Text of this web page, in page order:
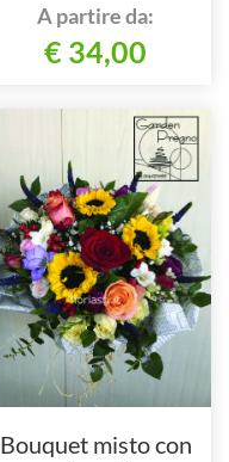
A partire da:
€ 34,00
Bouquet misto con